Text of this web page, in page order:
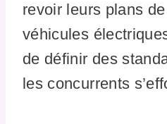
revoir leurs plans
véhicules
de définir des
les concurrents